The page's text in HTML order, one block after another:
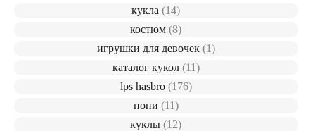
кукла(14)
костюм(8)
игрушки для девочек (1)
каталог кукол (11)
lps hasbro (176)
пони (11)
куклы(12)